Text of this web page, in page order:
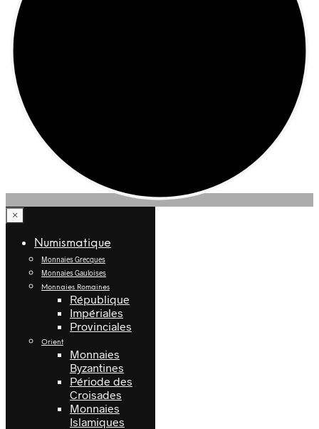
×
Numismatique
Monnaies Grecques
Monnaies Gauloises
Monnaies Romaines
République
Impériales
Provinciales
Orient
Monnaies
Byzantines
Période des
Croisades
Monnaies
Islamiques